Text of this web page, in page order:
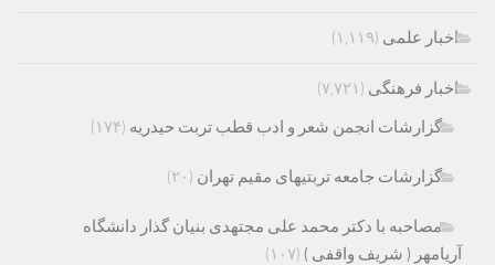
اخبار علمی (۱,۱۱۹)
اخبار فرهنگی (۷,۷۲۱)
گزارشات انجمن شعر و ادب قطب تربت حیدریه (۱۷۴)
گزارشات جامعه تربتیهای مقیم تهران (۲۰)
مصاحبه با دکتر محمد علی مجتهدی بنیان گذار دانشگاه
آریامهر ( شریف واقفی ) (۱۰۷)